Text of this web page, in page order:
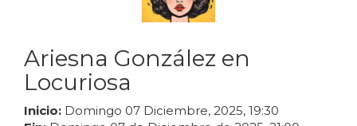
Ariesna González en
Locuriosa
Inicio: Domingo 07 Diciembre, 2025, 19:30